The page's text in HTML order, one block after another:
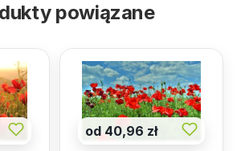
powiązane
od 40,96 zł